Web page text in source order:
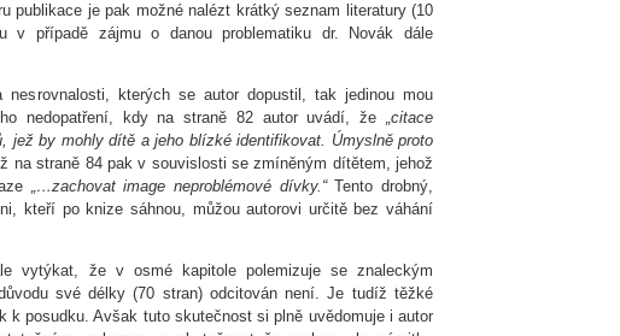
publikace je pak možné nalézt krátký seznam literatury (10
v případě zájmu o danou problematiku dr. Novák dále
kterých se autor dopustil, tak jedinou mou
nedopatření, kdy na straně 82 autor uvádí, že „citace
jež by mohly dítě a jeho blízké identifikovat. Úmyslně proto
na straně 84 pak v souvislosti se zmíněným dítětem, jehož
„…zachovat image neproblémové dívky.“Tento drobný,
kteří po knize sáhnou, můžou autorovi určitě bez váhání
vytýkat, že v osmé kapitole polemizuje se znaleckým
své délky (70 stran) odcitován není. Je tudíž těžké
k posudku. Avšak tuto skutečnost si plně uvědomuje i autor